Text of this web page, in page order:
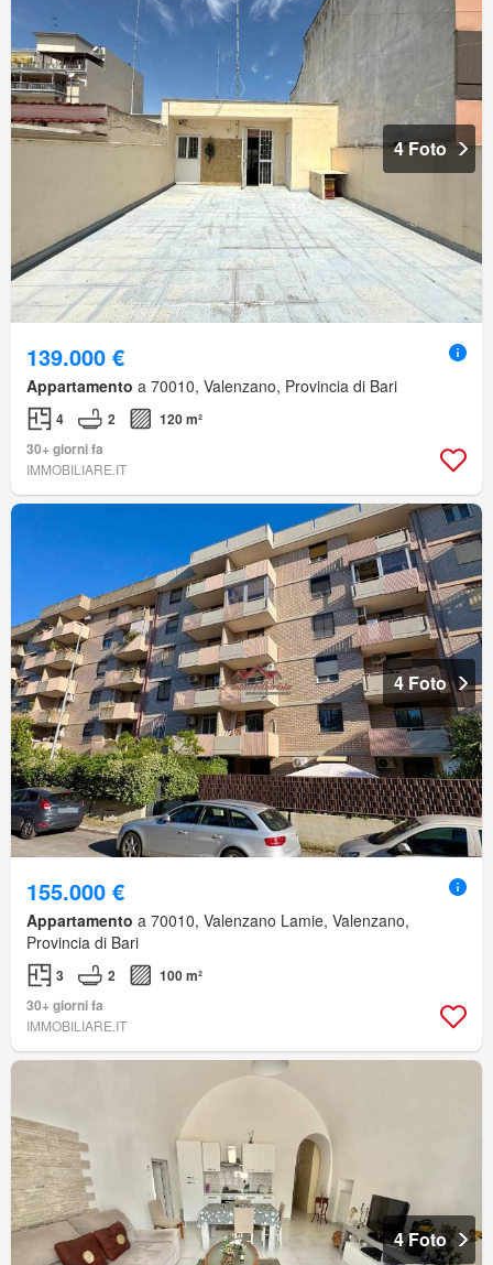
4 Foto
139.000 €
Appartamento a 70010, Valenzano, Provincia di Bari
4 2
120 m²
30+ giorni fa
IMMOBILIARE.IT
4 Foto
155.000 €
Appartamento a 70010, Valenzano Lamie, Valenzano,
Provincia di Bari
3 2
100 m²
30+ giorni fa
IMMOBILIARE.IT
4 Foto